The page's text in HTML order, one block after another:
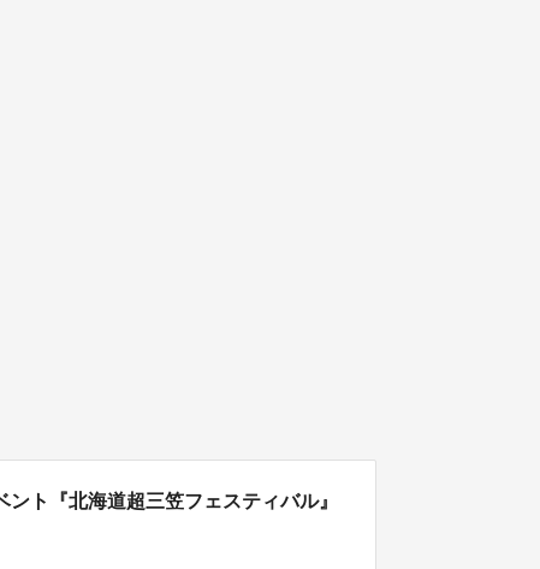
ト『北海道超三笠フェスティバル』